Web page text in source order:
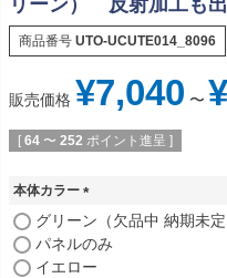
リーン） 反射加工も出
商品番号 UTO-UCUTE014_8096
販売価格 ¥7,040 〜 ¥
[ 64 〜 252 ポイント進呈 ]
本体カラー
(
須
グリーン（欠品中 納期未定
パネルのみ
イエロー